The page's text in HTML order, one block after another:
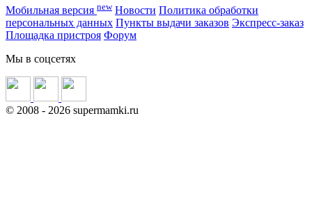
Мобильная версия new Новости Политика обработки
персональных данных Пункты выдачи заказов Экспресс-заказ
Площадка пристроя Форум
Мы в соцсетях
© 2008 - 2026 supermamki.ru